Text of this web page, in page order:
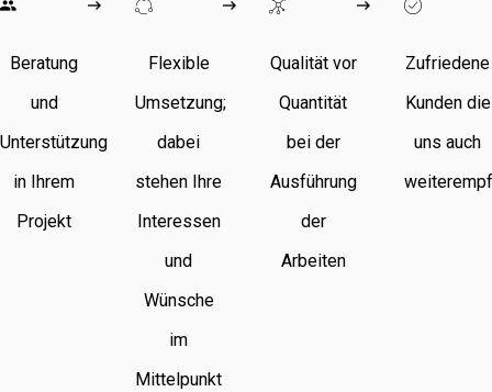
Beratung
und
Unterstützung
in Ihrem
Projekt
Flexible
Umsetzung;
dabei
stehen Ihre
Interessen
und
Wünsche
im
Mittelpunkt
Qualität vor
Quantität
bei der
Ausführung
der
Arbeiten
Zufriedene
Kunden die
uns auch